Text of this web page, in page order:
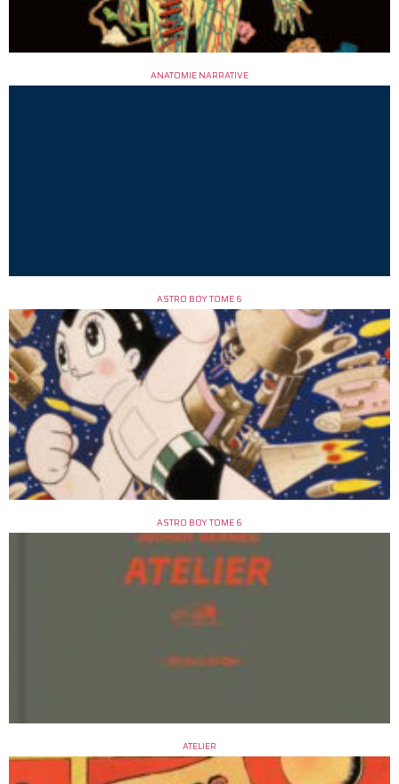
ANATOMIE NARRATIVE
ASTRO BOY TOME 6
ASTRO BOY TOME 6
ATELIER